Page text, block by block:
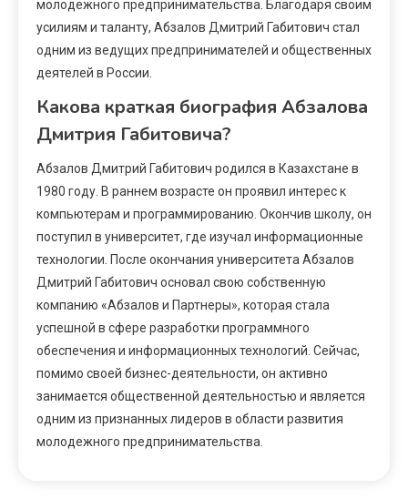
молодежного предпринимательства. Благодаря своим
усилиям и таланту, Абзалов Дмитрий Габитович стал
одним из ведущих предпринимателей и общественных
деятелей в России.
Какова краткая биография Абзалова
Дмитрия Габитовича?
Абзалов Дмитрий Габитович родился в Казахстане в
1980 году. В раннем возрасте он проявил интерес к
компьютерам и программированию. Окончив школу, он
поступил в университет, где изучал информационные
технологии. После окончания университета Абзалов
Дмитрий Габитович основал свою собственную
компанию «Абзалов и Партнеры», которая стала
успешной в сфере разработки программного
обеспечения и информационных технологий. Сейчас,
помимо своей бизнес-деятельности, он активно
занимается общественной деятельностью и является
одним из признанных лидеров в области развития
молодежного предпринимательства.